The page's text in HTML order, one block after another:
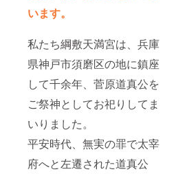
います。
私たち綱敷天満宮は、兵庫
県神戸市須磨区の地に鎮座
して千余年、菅原道真公を
ご祭神としてお祀りしてま
いりました。
平安時代、無実の罪で太宰
府へと左遷された道真公